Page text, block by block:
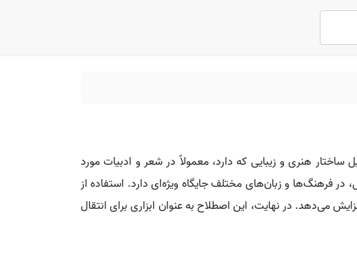
ساختار هنری و زیبایی که دارد، معمولاً در شعر و ادبیات مورد
فرهنگ‌ها و زبان‌های مختلف جایگاه ویژه‌ای دارد. استفاده از
می‌دهد. در نهایت، این اصطلاح به عنوان ابزاری برای انتقال